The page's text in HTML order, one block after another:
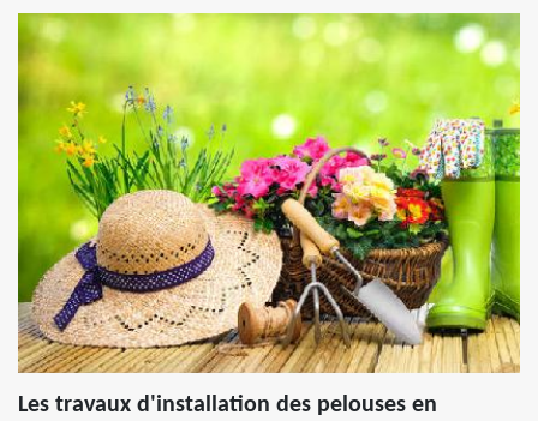
Les travaux d'installation des pelouses en